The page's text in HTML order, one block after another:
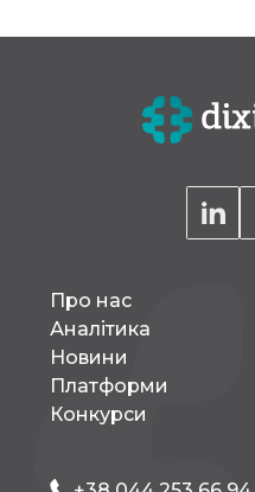
Про нас
Аналітика
Новини
Платформи
Конкурси